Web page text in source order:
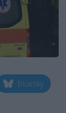
Bluesky